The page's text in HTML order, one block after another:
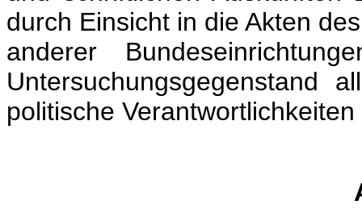
durch Einsicht in die Akten
anderer
Untersuchungsgegenstand
politische